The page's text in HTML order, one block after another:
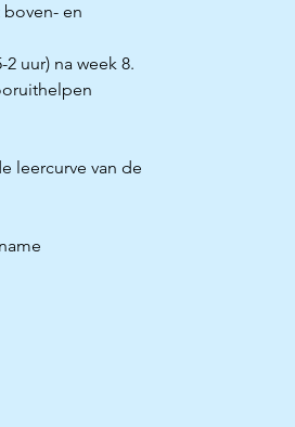
en
uur) na week 8.
leercurve van de